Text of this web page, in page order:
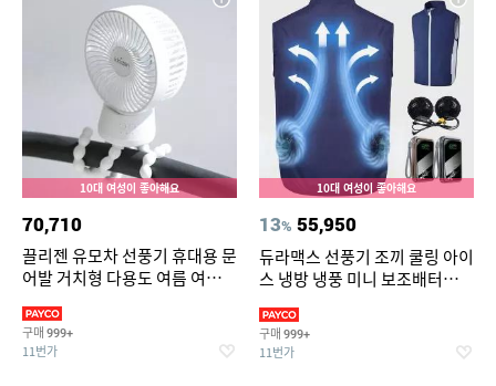
10대 여성이 좋아해요
70,710
끌리젠 유모차 선풍기 휴대용 문
어발 거치형 다용도 여름 여행용
구매 999+
11번가
10대 여성이 좋아해요
13% 55,950
듀라맥스 선풍기 조끼 쿨링 아이
스 냉방 냉풍 미니 보조배터리
구매 999+
11번가